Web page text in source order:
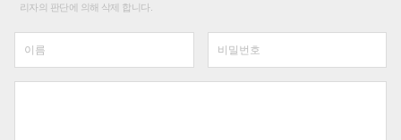
리자의 판단에 의해 삭제 합니다.